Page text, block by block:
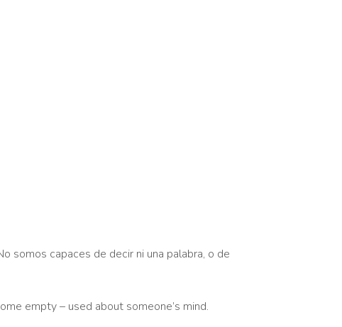
somos capaces de decir ni una palabra, o de
empty – used about someone’s mind.